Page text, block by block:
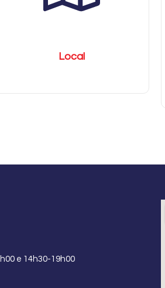
Local
e 14h30-19h00